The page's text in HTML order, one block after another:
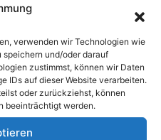
verwenden wir Technologien wie
und/oder darauf
zustimmst, können wir Daten
IDs auf dieser Website verarbeiten.
oder zurückziehst, können
beeinträchtigt werden.
oder
Geschäft. Es
nicht direkt von